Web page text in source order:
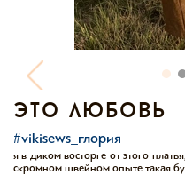
это любовь
#vikisews_глория
я в диком восторге от этого
скромном швейном опыте такая